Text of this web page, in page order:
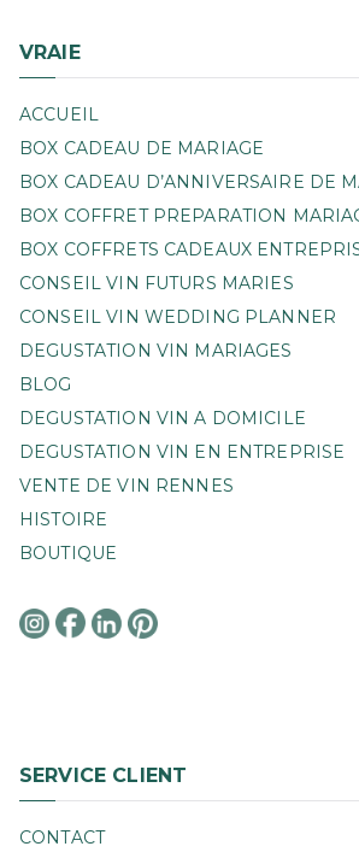
VRAIE
ACCUEIL
BOX CADEAU DE MARIAGE
BOX CADEAU D’ANNIVERSAIRE DE
BOX COFFRET PREPARATION
BOX COFFRETS CADEAUX
CONSEIL VIN FUTURS MARIES
CONSEIL VIN WEDDING PLANNER
DEGUSTATION VIN MARIAGES
BLOG
DEGUSTATION VIN A DOMICILE
DEGUSTATION VIN EN ENTREPRISE
VENTE DE VIN RENNES
HISTOIRE
BOUTIQUE
SERVICE CLIENT
CONTACT